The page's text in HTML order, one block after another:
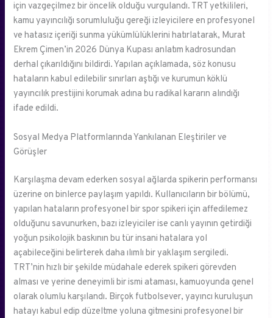
için vazgeçilmez bir öncelik olduğu vurgulandı. TRT yetkilileri,
kamu yayıncılığı sorumluluğu gereği izleyicilere en profesyonel
ve hatasız içeriği sunma yükümlülüklerini hatırlatarak, Murat
Ekrem Çimen’in 2026 Dünya Kupası anlatım kadrosundan
derhal çıkarıldığını bildirdi. Yapılan açıklamada, söz konusu
hataların kabul edilebilir sınırları aştığı ve kurumun köklü
yayıncılık prestijini korumak adına bu radikal kararın alındığı
ifade edildi.
Sosyal Medya Platformlarında Yankılanan Eleştiriler ve
Görüşler
Karşılaşma devam ederken sosyal ağlarda spikerin performansı
üzerine on binlerce paylaşım yapıldı. Kullanıcıların bir bölümü,
yapılan hataların profesyonel bir spor spikeri için affedilemez
olduğunu savunurken, bazı izleyiciler ise canlı yayının getirdiği
yoğun psikolojik baskının bu tür insani hatalara yol
açabileceğini belirterek daha ılımlı bir yaklaşım sergiledi.
TRT’nin hızlı bir şekilde müdahale ederek spikeri görevden
alması ve yerine deneyimli bir ismi ataması, kamuoyunda genel
olarak olumlu karşılandı. Birçok futbolsever, yayıncı kuruluşun
hatayı kabul edip düzeltme yoluna gitmesini profesyonel bir